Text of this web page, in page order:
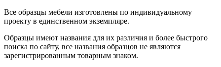
Все образцы мебели изготовлены по индивидуальному
проекту в единственном экземпляре.
Образцы имеют названия для их различия и более быстрого
поиска по сайту, все названия образцов не являются
зарегистрированным товарным знаком.